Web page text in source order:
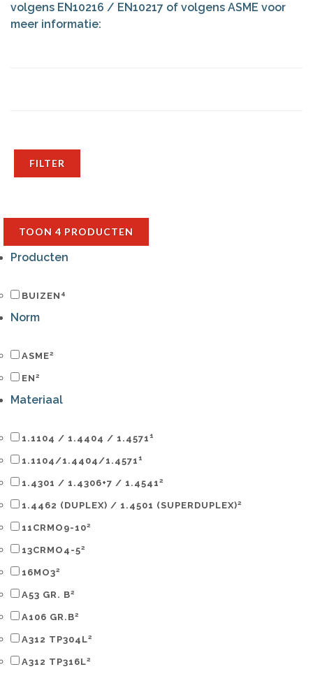
volgens EN10216 / EN10217 of volgens ASME voor
meer informatie:
FILTER
TOON 4 PRODUCTEN
Producten
BUIZEN 4
Norm
ASME2
EN2
Materiaal
1.1104 / 1.4404 / 1.45711
1.1104/1.4404/1.45711
1.4301 / 1.4306+7 / 1.45412
1.4462 (DUPLEX) / 1.4501 (SUPERDUPLEX)2
11CRMO9-102
13CRMO4-52
16MO32
A53 GR. B2
A106 GR.B2
A312 TP304L2
A312 TP316L2